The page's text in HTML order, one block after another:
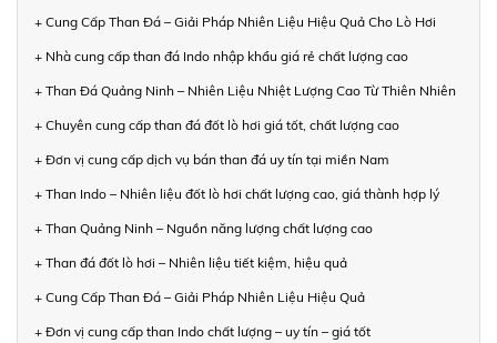
+ Cung Cấp Than Đá – Giải Pháp Nhiên Liệu Hiệu Quả Cho Lò Hơi
+ Nhà cung cấp than đá Indo nhập khẩu giá rẻ chất lượng cao
+ Than Đá Quảng Ninh – Nhiên Liệu Nhiệt Lượng Cao Từ Thiên Nhiên
+ Chuyên cung cấp than đá đốt lò hơi giá tốt, chất lượng cao
+ Đơn vị cung cấp dịch vụ bán than đá uy tín tại miền Nam
+ Than Indo – Nhiên liệu đốt lò hơi chất lượng cao, giá thành hợp lý
+ Than Quảng Ninh – Nguồn năng lượng chất lượng cao
+ Than đá đốt lò hơi – Nhiên liệu tiết kiệm, hiệu quả
+ Cung Cấp Than Đá – Giải Pháp Nhiên Liệu Hiệu Quả
+ Đơn vị cung cấp than Indo chất lượng – uy tín – giá tốt